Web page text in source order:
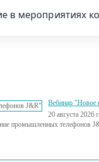
в мероприятиях
Вебинар "Новое
20 августа
промышленных телефонов